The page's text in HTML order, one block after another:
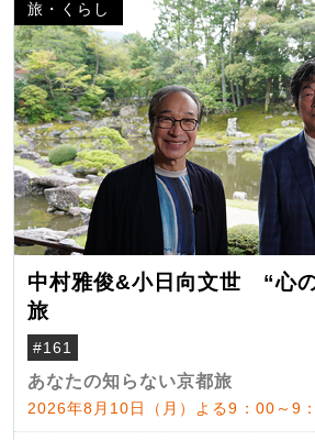
旅・くらし
中村雅俊&小日向文世 “心
旅
#161
あなたの知らない京都旅
2026年8月10日（月）よる9：00～9